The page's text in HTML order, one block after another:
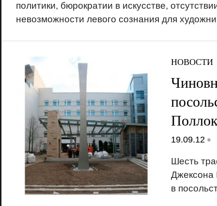
политики, бюрократии в искусстве,
невозможности левого сознания для
НОВОСТИ
19.09.12 •
Шесть
Джексона
в